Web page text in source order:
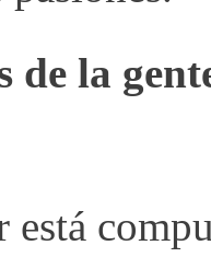
de la
está